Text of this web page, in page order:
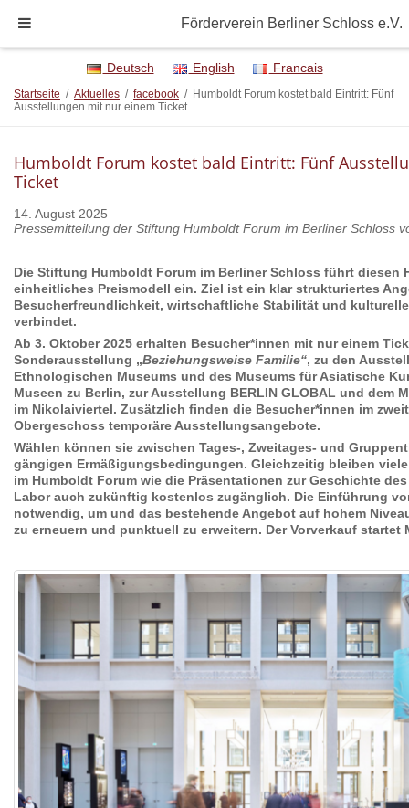
Deutsch English Francais
Startseite / Aktuelles / facebook / Humboldt Forum kostet bald Eintritt: Fünf
Ausstellungen mit nur einem Ticket
Humboldt Forum kostet bald Eintritt: Fünf
Ticket
14. August 2025
Pressemitteilung der Stiftung Humboldt Forum im Berliner Schloss
Die Stiftung Humboldt Forum im Berliner Schloss führt diesen
einheitliches Preismodell ein. Ziel ist ein klar strukturiertes
Besucherfreundlichkeit, wirtschaftliche Stabilität und
verbindet.
Ab 3. Oktober 2025 erhalten Besucher*innen mit nur einem
Sonderausstellung „Beziehungsweise Familie“, zu den
Ethnologischen Museums und des Museums für Asiatische
Museen zu Berlin, zur Ausstellung BERLIN GLOBAL und dem
im Nikolaiviertel. Zusätzlich finden die Besucher*innen im
Obergeschoss temporäre Ausstellungsangebote.
Wählen können sie zwischen Tages-, Zweitages- und
gängigen Ermäßigungsbedingungen. Gleichzeitig bleiben
im Humboldt Forum wie die Präsentationen zur Geschichte
Labor auch zukünftig kostenlos zugänglich. Die Einführung
notwendig, um und das bestehende Angebot auf hohem
zu erneuern und punktuell zu erweitern. Der Vorverkauf startet
Förderverein Berliner Schloss e.V.